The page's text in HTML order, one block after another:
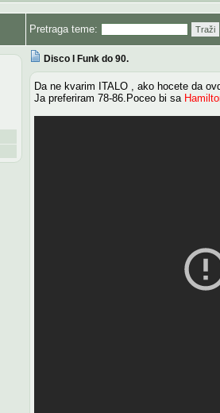
Pretraga teme: Traži
Disco I Funk do 90.
Da ne kvarim ITALO , ako hocete da
Ja preferiram 78-86.Poceo bi sa